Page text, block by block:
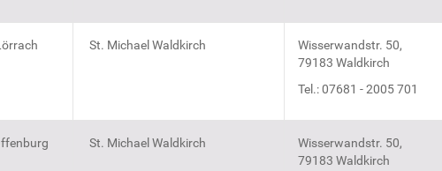
St. Michael Waldkirch
Wisserwandstr. 50,
79183 Waldkirch
Tel.: 07681 - 2005 701
St. Michael Waldkirch
Wisserwandstr. 50,
79183 Waldkirch